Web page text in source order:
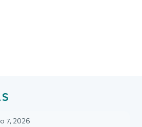
7, 2026